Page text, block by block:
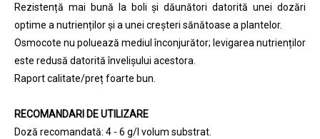
Rezistență mai bună la boli și dăunători datorită unei dozări
optime a nutrienților și a unei creșteri sănătoase a plantelor.
Osmocote nu poluează mediul înconjurător; levigarea nutrienților
este redusă datorită învelișului acestora.
Raport calitate/preț foarte bun.
RECOMANDARI DE UTILIZARE
Doză recomandată: 4 - 6 g/l volum substrat.